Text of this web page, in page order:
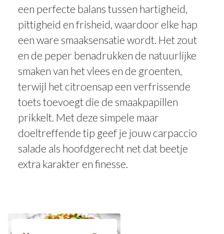
een perfecte balans tussen hartigheid,
pittigheid en frisheid, waardoor elke hap
een ware smaaksensatie wordt. Het zout
en de peper benadrukken de natuurlijke
smaken van het vlees en de groenten,
terwijl het citroensap een verfrissende
toets toevoegt die de smaakpapillen
prikkelt. Met deze simpele maar
doeltreffende tip geef je jouw carpaccio
salade als hoofdgerecht net dat beetje
extra karakter en finesse.